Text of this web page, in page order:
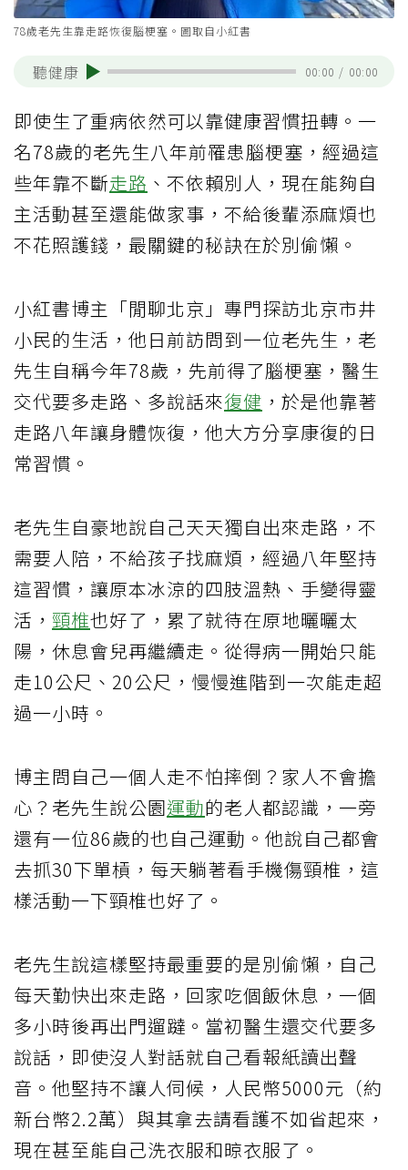
78歲老先生靠走路恢復腦梗塞。圖取自小紅書
聽健康 00:00 / 00:00
即使生了重病依然可以靠健康習慣扭轉。一
名78歲的老先生八年前罹患腦梗塞，經過這
些年靠不斷走路 、不依賴別人，現在能夠自
主活動甚至還能做家事，不給後輩添麻煩也
不花照護錢，最關鍵的秘訣在於別偷懶。
小紅書博主「閒聊北京」專門探訪北京市井
小民的生活，他日前訪問到一位老先生，老
先生自稱今年78歲，先前得了腦梗塞，醫生
交代要多走路、多說話來復健 ，於是他靠著
走路八年讓身體恢復，他大方分享康復的日
常習慣。
老先生自豪地說自己天天獨自出來走路，不
需要人陪，不給孩子找麻煩，經過八年堅持
這習慣，讓原本冰涼的四肢溫熱、手變得靈
活， 頸椎也好了，累了就待在原地曬曬太
陽，休息會兒再繼續走。從得病一開始只能
走10公尺、20公尺，慢慢進階到一次能走超
過一小時。
博主問自己一個人走不怕摔倒？家人不會擔
心？老先生說公園運動的老人都認識，一旁
還有一位86歲的也自己運動。他說自己都會
去抓30下單槓，每天躺著看手機傷頸椎，這
樣活動一下頸椎也好了。
老先生說這樣堅持最重要的是別偷懶，自己
每天勤快出來走路，回家吃個飯休息，一個
多小時後再出門遛躂。當初醫生還交代要多
說話，即使沒人對話就自己看報紙讀出聲
音。他堅持不讓人伺候，人民幣5000元（約
新台幣2.2萬）與其拿去請看護不如省起來，
現在甚至能自己洗衣服和晾衣服了。